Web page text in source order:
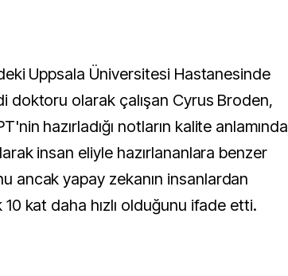
Uppsala Üniversitesi Hastanesinde
doktoru olarak çalışan Cyrus Broden,
hazırladığı notların kalite anlamında
insan eliyle hazırlananlara benzer
ancak yapay zekanın insanlardan
10 kat daha hızlı olduğunu ifade etti.